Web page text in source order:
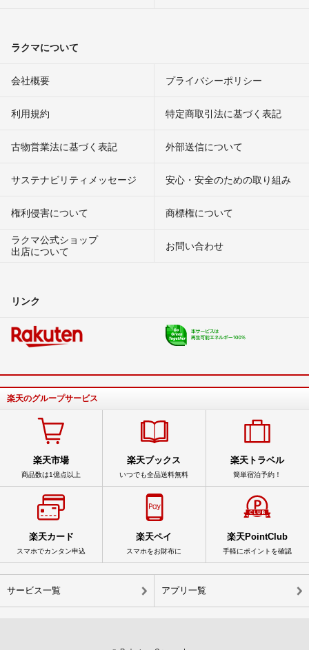
ラクマについて
会社概要 プライバシーポリシー
利用規約 特定商取引法に基づく表記
古物営業法に基づく表記 外部送信について
サステナビリティメッセージ 安心・安全のための取り組み
権利侵害について
商標権について
ラクマ公式ショップ
出店について
お問い合わせ
リンク
楽天のグループサービス
楽天市場
商品数は1億点以上
楽天ブックス
いつでも全品送料無料
楽天トラベル
簡単宿泊予約！
楽天カード
スマホでカンタン申込
楽天ペイ
スマホをお財布に
楽天PointClub
手軽にポイントを確認
サービス一覧 アプリ一覧